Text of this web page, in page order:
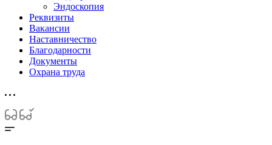
Эндоскопия
Реквизиты
Вакансии
Наставничество
Благодарности
Документы
Охрана труда